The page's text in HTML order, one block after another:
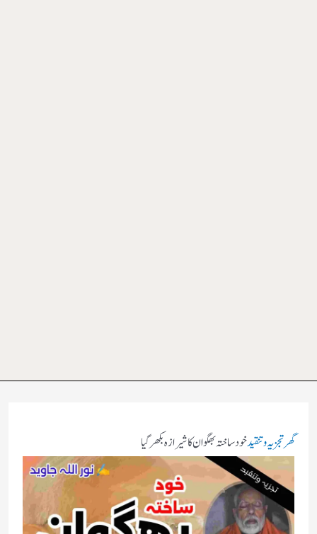
گھرتجزیہ و تنقیدخود ساختہ بھگوان کا شیرازہ بکھرگیا